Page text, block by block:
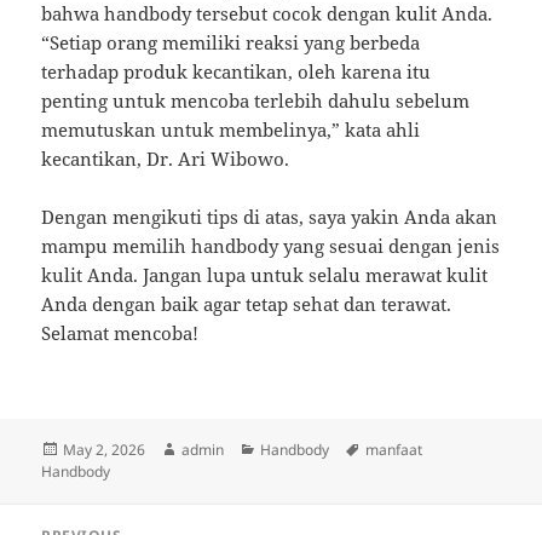
bahwa handbody tersebut cocok dengan kulit Anda.
“Setiap orang memiliki reaksi yang berbeda
terhadap produk kecantikan, oleh karena itu
penting untuk mencoba terlebih dahulu sebelum
memutuskan untuk membelinya,” kata ahli
kecantikan, Dr. Ari Wibowo.
Dengan mengikuti tips di atas, saya yakin Anda akan
mampu memilih handbody yang sesuai dengan jenis
kulit Anda. Jangan lupa untuk selalu merawat kulit
Anda dengan baik agar tetap sehat dan terawat.
Selamat mencoba!
Posted
on
May 2, 2026 Author
admin Categories
Handbody Tags
manfaat
Handbody